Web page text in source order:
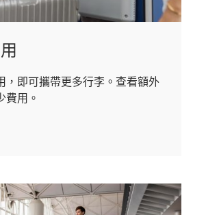
，即可攜帶更多行李。查看額外
費用。